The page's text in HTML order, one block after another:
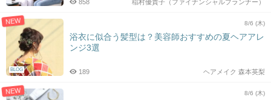
稲村優貴子（ファイナンシャルプランナー）
858
NEW
BLOG
8/6 (木)
浴衣に似合う髪型は？美容師おすすめの夏ヘアアレ
ンジ3選
ヘアメイク 森本英梨
189
NEW 8/6 (木)